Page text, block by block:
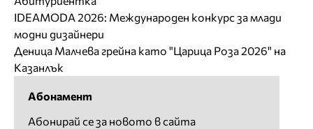
IDEAMODA 2026: Международен конкурс за млади
модни дизайнери
Деница Малчева грейна като "Царица Роза 2026" на
Казанлък
Абонамент
Абонирай се за новото в сайта